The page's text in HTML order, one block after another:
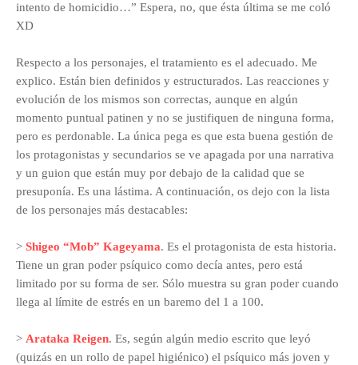
intento de homicidio…” Espera, no, que ésta última se me coló
XD
Respecto a los personajes, el tratamiento es el adecuado. Me
explico. Están bien definidos y estructurados. Las reacciones y
evolución de los mismos son correctas, aunque en algún
momento puntual patinen y no se justifiquen de ninguna forma,
pero es perdonable. La única pega es que esta buena gestión de
los protagonistas y secundarios se ve apagada por una narrativa
y un guion que están muy por debajo de la calidad que se
presuponía. Es una lástima. A continuación, os dejo con la lista
de los personajes más destacables:
> Shigeo “Mob” Kageyama. Es el protagonista de esta historia.
Tiene un gran poder psíquico como decía antes, pero está
limitado por su forma de ser. Sólo muestra su gran poder cuando
llega al límite de estrés en un baremo del 1 a 100.
> Arataka Reigen. Es, según algún medio escrito que leyó
(quizás en un rollo de papel higiénico) el psíquico más joven y